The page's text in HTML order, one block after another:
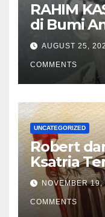
RAHIM
di Bumi
AUGUST 25,
COMMENTS
UNCATEGORIZED
Robert
Ksatria
Kembali
NOVEMBER 19,
COMMENTS